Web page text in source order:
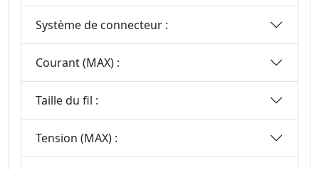
Système de connecteur :
Courant (MAX) :
Taille du fil :
Tension (MAX) :